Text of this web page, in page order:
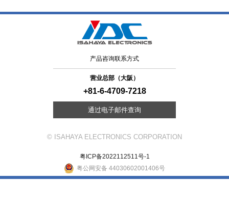
产品咨询联系方式
营业总部（大阪）
+81-6-4709-7218
通过电子邮件查询
© ISAHAYA ELECTRONICS CORPORATION
粤ICP备2022112511号-1
粤公网安备 44030602001406号